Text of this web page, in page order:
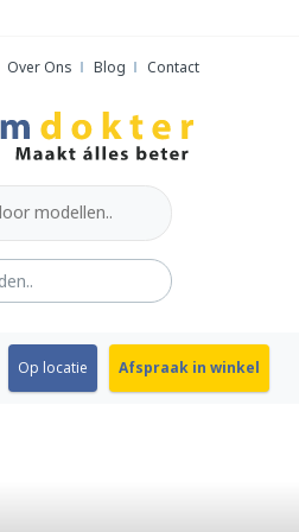
Over Ons Blog Contact
Op locatie Afspraak in winkel